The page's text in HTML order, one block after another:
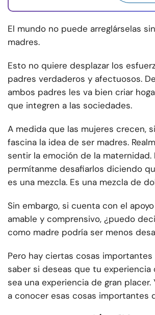
El mundo no puede arreglárselas
madres.
Esto no quiere desplazar los
padres verdaderos y afectuosos.
ambos padres les va bien criar
que integren a las sociedades.
A medida que las mujeres crecen,
fascina la idea de ser madres.
sentir la emoción de la maternidad.
permítanme desafiarlos diciendo
es una mezcla. Es una mezcla de
Sin embargo, si cuenta con el
amable y comprensivo, ¿puedo
como madre podría ser menos
Pero hay ciertas cosas
saber si deseas que tu experiencia
sea una experiencia de gran placer.
a conocer esas cosas importantes